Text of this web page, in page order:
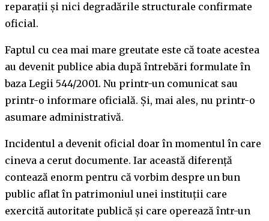
reparații și nici degradările structurale confirmate
oficial.
Faptul cu cea mai mare greutate este că toate acestea
au devenit publice abia după întrebări formulate în
baza Legii 544/2001. Nu printr-un comunicat sau
printr-o informare oficială. Și, mai ales, nu printr-o
asumare administrativă.
Incidentul a devenit oficial doar în momentul în care
cineva a cerut documente. Iar această diferență
contează enorm pentru că vorbim despre un bun
public aflat în patrimoniul unei instituții care
exercită autoritate publică și care operează într-un